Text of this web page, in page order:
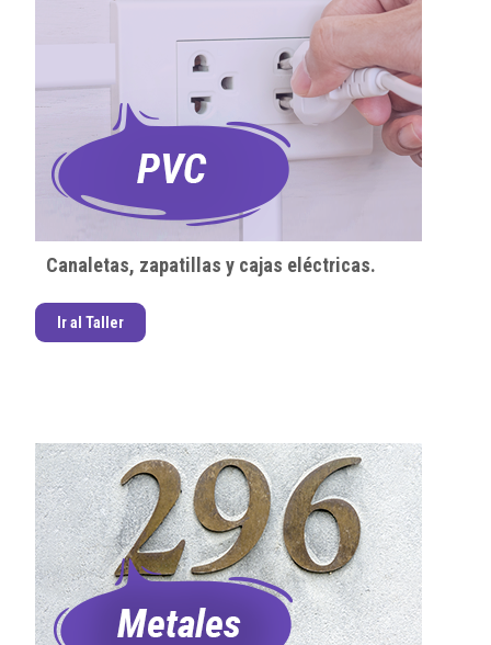
Canaletas, zapatillas y cajas eléctricas.
Ir al Taller